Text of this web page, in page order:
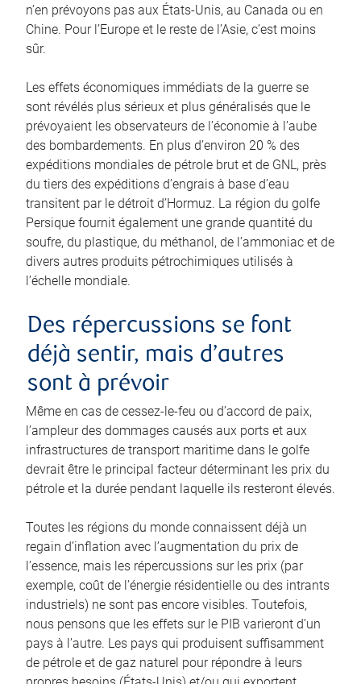
n’en prévoyons pas aux États‑Unis, au Canada ou en
Chine. Pour l’Europe et le reste de l’Asie, c’est moins
sûr.
Les effets économiques immédiats de la guerre se
sont révélés plus sérieux et plus généralisés que le
prévoyaient les observateurs de l’économie à l’aube
des bombardements. En plus d’environ 20 % des
expéditions mondiales de pétrole brut et de GNL, près
du tiers des expéditions d’engrais à base d’eau
transitent par le détroit d’Hormuz. La région du golfe
Persique fournit également une grande quantité du
soufre, du plastique, du méthanol, de l’ammoniac et de
divers autres produits pétrochimiques utilisés à
l’échelle mondiale.
Des répercussions se font
déjà sentir, mais d’autres
sont à prévoir
Même en cas de cessez-le-feu ou d’accord de paix,
l’ampleur des dommages causés aux ports et aux
infrastructures de transport maritime dans le golfe
devrait être le principal facteur déterminant les prix du
pétrole et la durée pendant laquelle ils resteront élevés.
Toutes les régions du monde connaissent déjà un
regain d’inflation avec l’augmentation du prix de
l’essence, mais les répercussions sur les prix (par
exemple, coût de l’énergie résidentielle ou des intrants
industriels) ne sont pas encore visibles. Toutefois,
nous pensons que les effets sur le PIB varieront d’un
pays à l’autre. Les pays qui produisent suffisamment
de pétrole et de gaz naturel pour répondre à leurs